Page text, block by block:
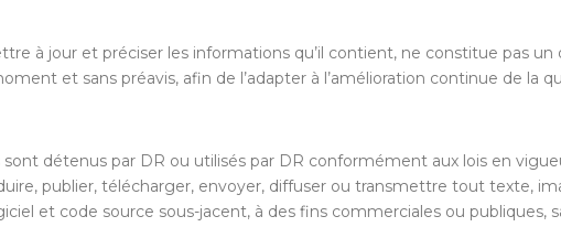
à jour et préciser les informations qu’il contient, ne constitue pas
et sans préavis, afin de l’adapter à l’amélioration continue de la
détenus par DR ou utilisés par DR conformément aux lois en
publier, télécharger, envoyer, diffuser ou transmettre tout texte,
et code source sous-jacent, à des fins commerciales ou publiques,